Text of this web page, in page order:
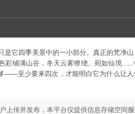
它四季美景中的一小部分。真正的梵净山
彩铺满山谷，冬天云雾缭绕、宛如仙境......
——至少要来四次，才能明白它为什么让人
上传并发布，本平台仅提供信息存储空间服